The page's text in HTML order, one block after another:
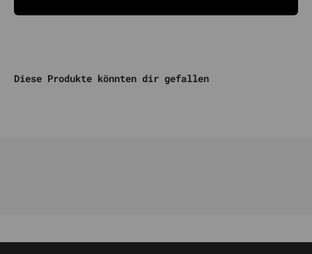
Diese Produkte könnten dir gefallen